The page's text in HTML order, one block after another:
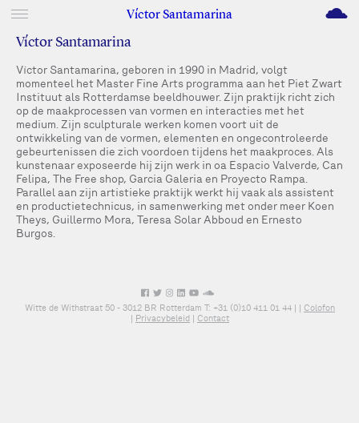
Víctor Santamarina M
Víctor Santamarina
Víctor Santamarina, geboren in 1990 in Madrid, volgt
momenteel het Master Fine Arts programma aan het Piet Zwart
Instituut als Rotterdamse beeldhouwer. Zijn praktijk richt zich
op de maakprocessen van vormen en interacties met het
medium. Zijn sculpturale werken komen voort uit de
ontwikkeling van de vormen, elementen en ongecontroleerde
gebeurtenissen die zich voordoen tijdens het maakproces. Als
kunstenaar exposeerde hij zijn werk in oa Espacio Valverde, Can
Felipa, The Free shop, Garcia Galeria en Proyecto Rampa.
Parallel aan zijn artistieke praktijk werkt hij vaak als assistent
en productietechnicus, in samenwerking met onder meer Koen
Theys, Guillermo Mora, Teresa Solar Abboud en Ernesto
Burgos.
Witte de Withstraat 50 - 3012 BR Rotterdam T: +31 (0)10 411 01 44 | | Colofon
| Privacybeleid| Contact